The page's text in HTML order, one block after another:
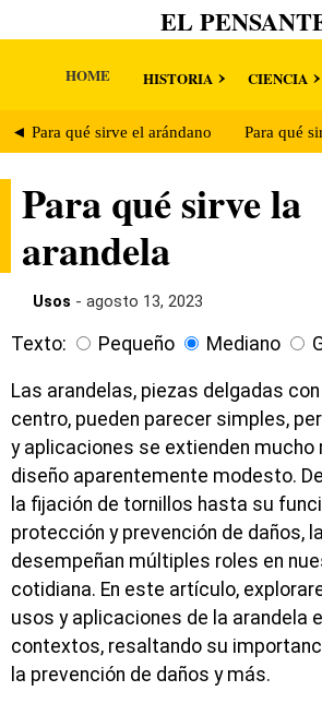
EL
HOME HISTORIA CIENCIA
◄ Para qué sirve el arándano Para qué
Para qué sirve la
arandela
Usos - agosto 13, 2023
Texto: Pequeño Mediano
Las arandelas, piezas delgadas con
centro, pueden parecer simples,
y aplicaciones se extienden mucho
diseño aparentemente modesto.
la fijación de tornillos hasta su
protección y prevención de daños,
desempeñan múltiples roles en
cotidiana. En este artículo,
usos y aplicaciones de la arandela
contextos, resaltando su
la prevención de daños y más.